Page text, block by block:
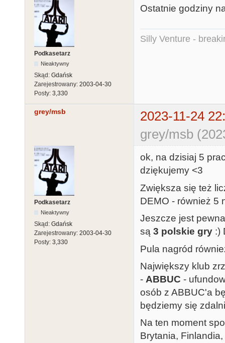
Podkasetarz
Nieaktywny
Skąd: Gdańsk
Zarejestrowany: 2003-04-30
Posty: 3,330
Ostatnie godziny
Silly Venture -
grey/msb
2023-11-24
grey/msb
Podkasetarz
Nieaktywny
Skąd: Gdańsk
Zarejestrowany: 2003-04-30
Posty: 3,330
ok, na dzisiaj 5
dziękujemy <3
Zwiększa się też
DEMO - również 5
Jeszcze jest
są 3 polskie gry :)
Pula nagród
Największy klub
- ABBUC -
osób z ABBUC'a
będziemy się
Na ten moment
Brytania,